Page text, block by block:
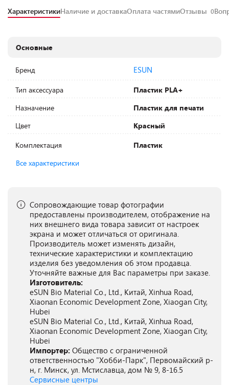
ХарактеристикиНаличие и доставкаОплата частямиОтзывы 0
Основные
Бренд ESUN
Тип аксессуара
Пластик PLA+
Назначение
Пластик для печати
Цвет
Красный
Комплектация
Пластик
Все характеристики
Сопровождающие товар фотографии
предоставлены производителем, отображение на
них внешнего вида товара зависит от настроек
экрана и может отличаться от оригинала.
Производитель может изменять дизайн,
технические характеристики и комплектацию
изделия без уведомления об этом продавца.
Уточняйте важные для Вас параметры при заказе.
Изготовитель:
eSUN Bio Material Co., Ltd., Китай, Xinhua Road,
Xiaonan Economic Development Zone, Xiaogan City,
Hubei
eSUN Bio Material Co., Ltd., Китай, Xinhua Road,
Xiaonan Economic Development Zone, Xiaogan City,
Hubei
Импортер: Общество с ограниченной
ответственностью "Хобби-Парк", Первомайский р-
н, г. Минск, ул. Мстиславца, дом № 9, 8-16.5
Сервисные центры